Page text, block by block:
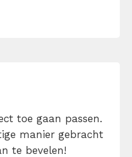
toe gaan passen.
manier gebracht
te bevelen!